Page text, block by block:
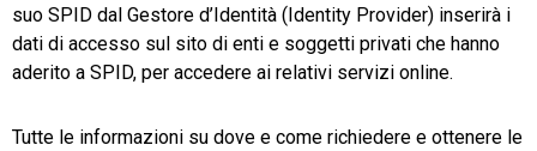
suo SPID dal Gestore d’Identità (Identity Provider) inserirà i
dati di accesso sul sito di enti e soggetti privati che hanno
aderito a SPID, per accedere ai relativi servizi online.
Tutte le informazioni su dove e come richiedere e ottenere le